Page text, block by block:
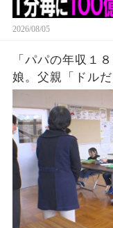
2026/08/05
「パパの年収１
娘。父親「ドル